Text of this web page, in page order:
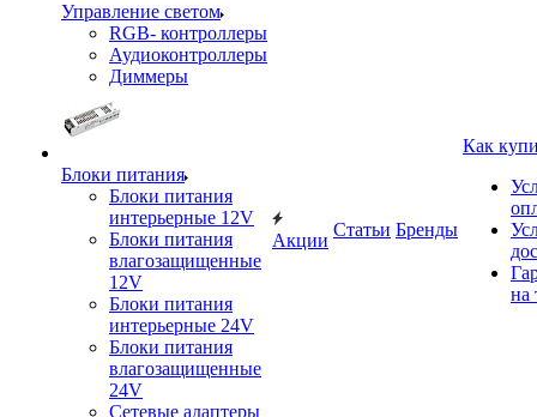
Управление светом
RGB- контроллеры
Аудиоконтроллеры
Диммеры
Блоки питания
Блоки питания
интерьерные 12V
Блоки питания
влагозащищенные
12V
Блоки питания
интерьерные 24V
Блоки питания
влагозащищенные
24V
Сетевые адаптеры
Акции
Статьи Бренды
Как
на